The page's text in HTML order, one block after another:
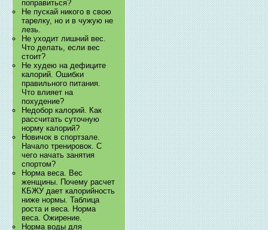
поправиться?
Не пускай никого в свою
тарелку, но и в чужую не
лезь.
Не уходит лишний вес.
Что делать, если вес
стоит?
Не худею на дефиците
калорий. Ошибки
правильного питания.
Что влияет на
похудение?
Недобор калорий. Как
рассчитать суточную
норму калорий?
Новичок в спортзале.
Начало тренировок. С
чего начать занятия
спортом?
Норма веса. Вес
женщины. Почему расчет
КБЖУ дает калорийность
ниже нормы. Таблица
роста и веса. Норма
веса. Ожирение.
Норма воды для